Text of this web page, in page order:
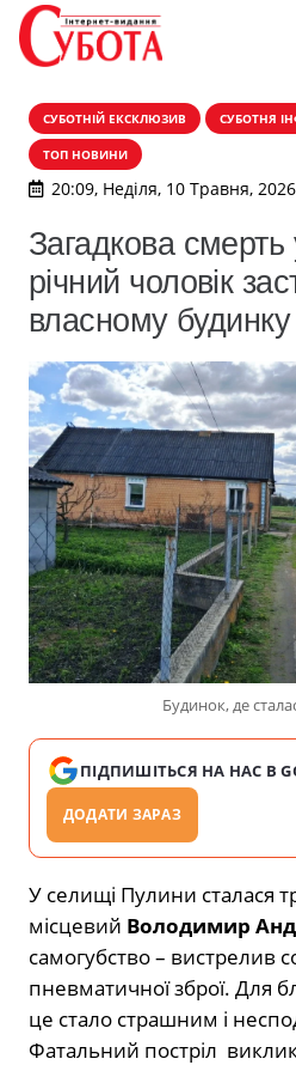
СУБОТНІЙ ЕКСКЛЮЗИВ СУБОТНЯ
ТОП НОВИНИ
20:09, Неділя, 10 Травня, 2026
Загадкова
річний чоловік
власному
Будинок, де
ПІДПИШІТЬСЯ НА НАС В
ДОДАТИ ЗАРАЗ
У селищі Пулини сталася
місцевий Володимир
самогубство – вистрелив
пневматичної зброї. Для
це стало страшним і
Фатальний постріл